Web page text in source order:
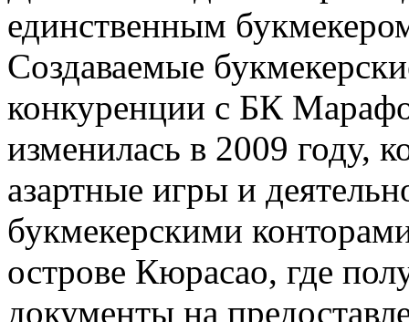
единственным
Создаваемые
конкуренции с БК
изменилась в 2009 году,
азартные игры и
букмекерскими
острове Кюрасао, где
документы на